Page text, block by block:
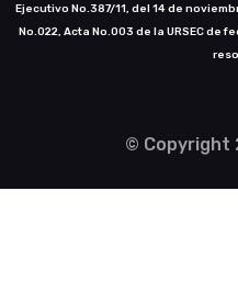
Ejecutivo No.387/11, del 14 de
No.022, Acta No.003 de la URSEC de
© Copyright